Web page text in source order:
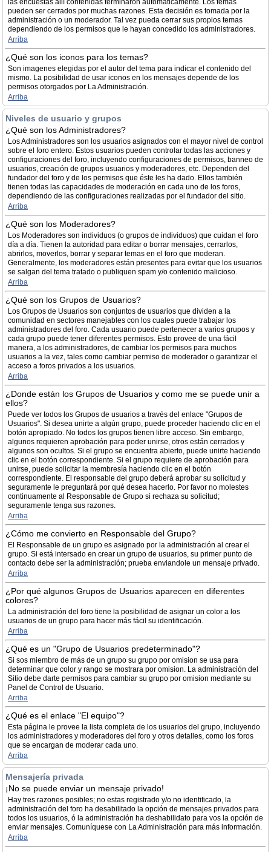
las encuestas allí contenidas terminaron automáticamente. Los temas
pueden ser cerrados por muchas razones. Esta decisión es tomada por la
administración o un moderador. Tal vez pueda cerrar sus propios temas
dependiendo de los permisos que le hayan concedido los administradores.
Arriba
¿Qué son los iconos para los temas?
Son imagenes elegidas por el autor del tema para indicar el contenido del
mismo. La posibilidad de usar iconos en los mensajes depende de los
permisos otorgados por La Administración.
Arriba
Niveles de usuario y grupos
¿Qué son los Administradores?
Los Administradores son los usuarios asignados con el mayor nivel de control
sobre el foro entero. Estos usuarios pueden controlar todas las acciones y
configuraciones del foro, incluyendo configuraciones de permisos, banneo de
usuarios, creación de grupos usuarios y moderadores, etc. Dependen del
fundador del foro y de los permisos que éste les ha dado. Ellos también
tienen todas las capacidades de moderación en cada uno de los foros,
dependiendo de las configuraciones realizadas por el fundador del sitio.
Arriba
¿Qué son los Moderadores?
Los Moderadores son individuos (o grupos de individuos) que cuidan el foro
día a día. Tienen la autoridad para editar o borrar mensajes, cerrarlos,
abrirlos, moverlos, borrar y separar temas en el foro que moderan.
Generalmente, los moderadores están presentes para evitar que los usuarios
se salgan del tema tratado o publiquen spam y/o contenido malicioso.
Arriba
¿Qué son los Grupos de Usuarios?
Los Grupos de Usuarios son conjuntos de usuarios que dividen a la
comunidad en sectores manejables con los cuales puede trabajar los
administradores del foro. Cada usuario puede pertenecer a varios grupos y
cada grupo puede tener diferentes permisos. Esto provee de una fácil
manera, a los administradores, de cambiar los permisos para muchos
usuarios a la vez, tales como cambiar permiso de moderador o garantizar el
acceso a foros privados a los usuarios.
Arriba
¿Donde están los Grupos de Usuarios y como me se puede unir a
ellos?
Puede ver todos los Grupos de usuarios a través del enlace "Grupos de
Usuarios". Si desea unirte a algún grupo, puede proceder haciendo clic en el
botón apropiado. No todos los grupos tienen libre acceso. Sin embargo,
algunos requieren aprobación para poder unirse, otros están cerrados y
algunos son ocultos. Si el grupo se encuentra abierto, puede unirte haciendo
clic en el botón correspondiente. Si el grupo requiere de aprobación para
unirse, puede solicitar la membresía haciendo clic en el botón
correspondiente. El responsable del grupo deberá aprobar su solicitud y
seguramente le preguntará por qué desea hacerlo. Por favor no molestes
continuamente al Responsable de Grupo si rechaza su solicitud;
seguramente tenga sus razones.
Arriba
¿Cómo me convierto en Responsable del Grupo?
El Responsable de un grupo es asignado por la administración al crear el
grupo. Si está intersado en crear un grupo de usuarios, su primer punto de
contacto debe ser la administración; prueba enviandole un mensaje privado.
Arriba
¿Por qué algunos Grupos de Usuarios aparecen en diferentes
colores?
La administración del foro tiene la posibilidad de asignar un color a los
usuarios de un grupo para hacer más fácil su identificación.
Arriba
¿Qué es un "Grupo de Usuarios predeterminado"?
Si sos miembro de más de un grupo su grupo por omision se usa para
determinar que color y rango se mostrara por omision. La administración del
Sitio debe darte permisos para cambiar su grupo por omision mediante su
Panel de Control de Usuario.
Arriba
¿Qué es el enlace "El equipo"?
Esta página le provee la lista completa de los usuarios del grupo, incluyendo
los administradores y moderadores del foro y otros detalles, como los foros
que se encargan de moderar cada uno.
Arriba
Mensajería privada
¡No se puede enviar un mensaje privado!
Hay tres razones posibles; no estas registrado y/o no identificado, la
administración del foro ha desabilitado la opción de mensajes privados para
todos los usuarios, ó la administración ha deshabilidato para vos la opción de
enviar mensajes. Comuníquese con La Administración para más información.
Arriba